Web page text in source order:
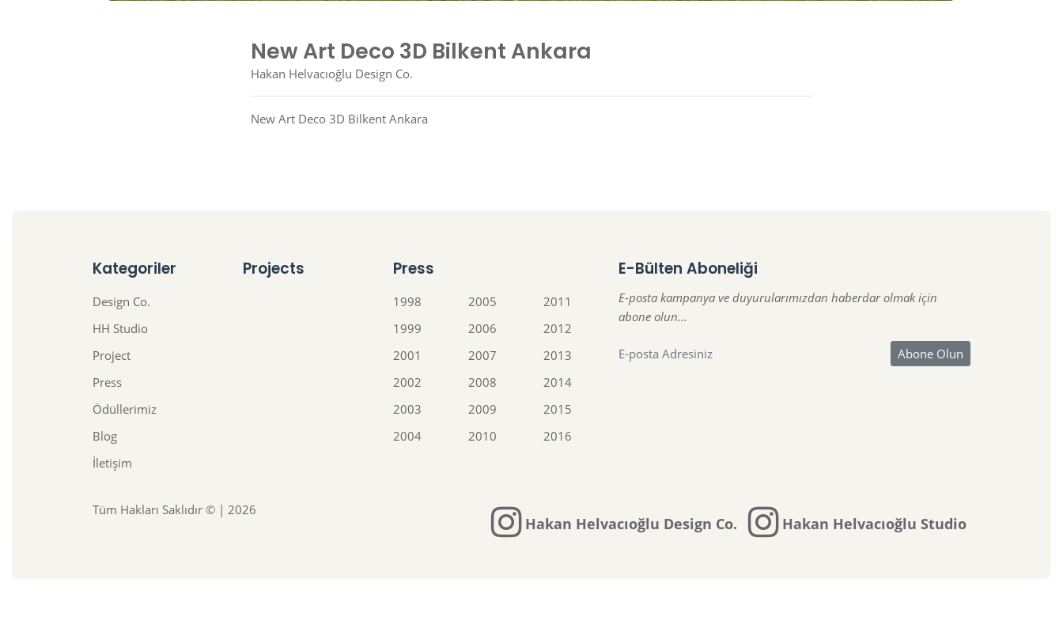
New Art Deco 3D Bilkent Ankara
Hakan Helvacıoğlu Design Co.
New Art Deco 3D Bilkent Ankara
Kategoriler
Design Co.
HH Studio
Project
Press
Ödüllerimiz
Blog
İletişim
Projects Press
1998
1999
2001
2002
2003
2004
2005
2006
2007
2008
2009
2010
2011
2012
2013
2014
2015
2016
E-Bülten Aboneliği
E-posta kampanya ve duyurularımızdan haberdar olmak için
abone olun...
Tüm Hakları Saklıdır © | 2026
Hakan Helvacıoğlu Design Co. Hakan Helvacıoğlu Studio